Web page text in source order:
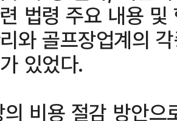
법령 주요 내용
와 골프장업계의
있었다.
비용 절감 방안